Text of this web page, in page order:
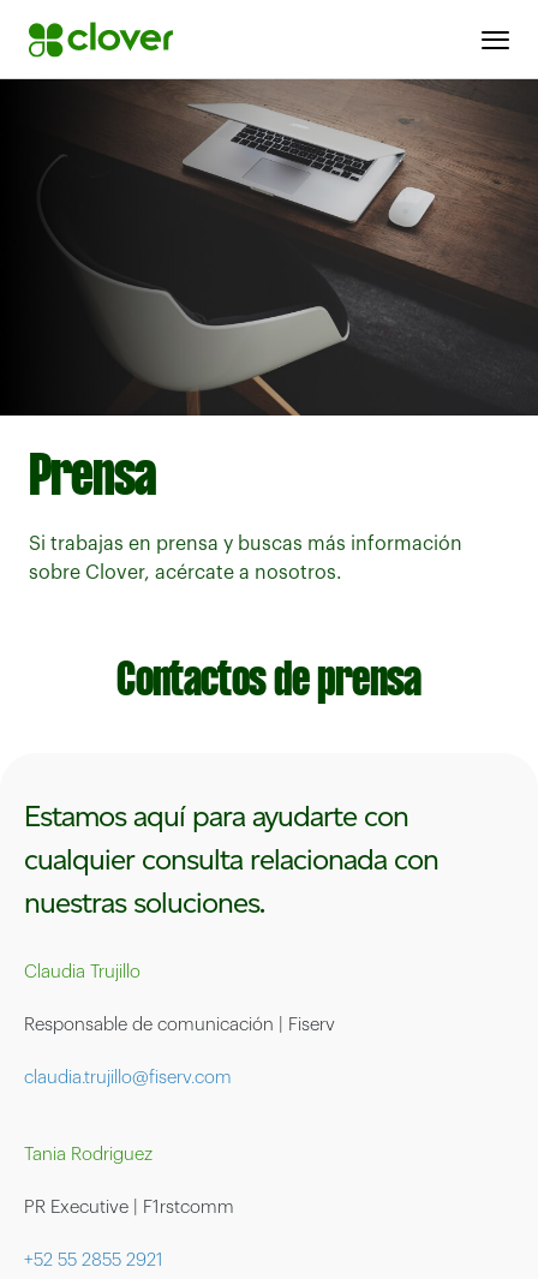
Prensa
Si trabajas en prensa y buscas más información
sobre Clover, acércate a nosotros.
Contactos de prensa
Estamos aquí para ayudarte con
cualquier consulta relacionada con
nuestras soluciones.
Claudia Trujillo
Responsable de comunicación | Fiserv
claudia.trujillo@fiserv.com
Tania Rodriguez
PR Executive | F1rstcomm
+52 55 2855 2921